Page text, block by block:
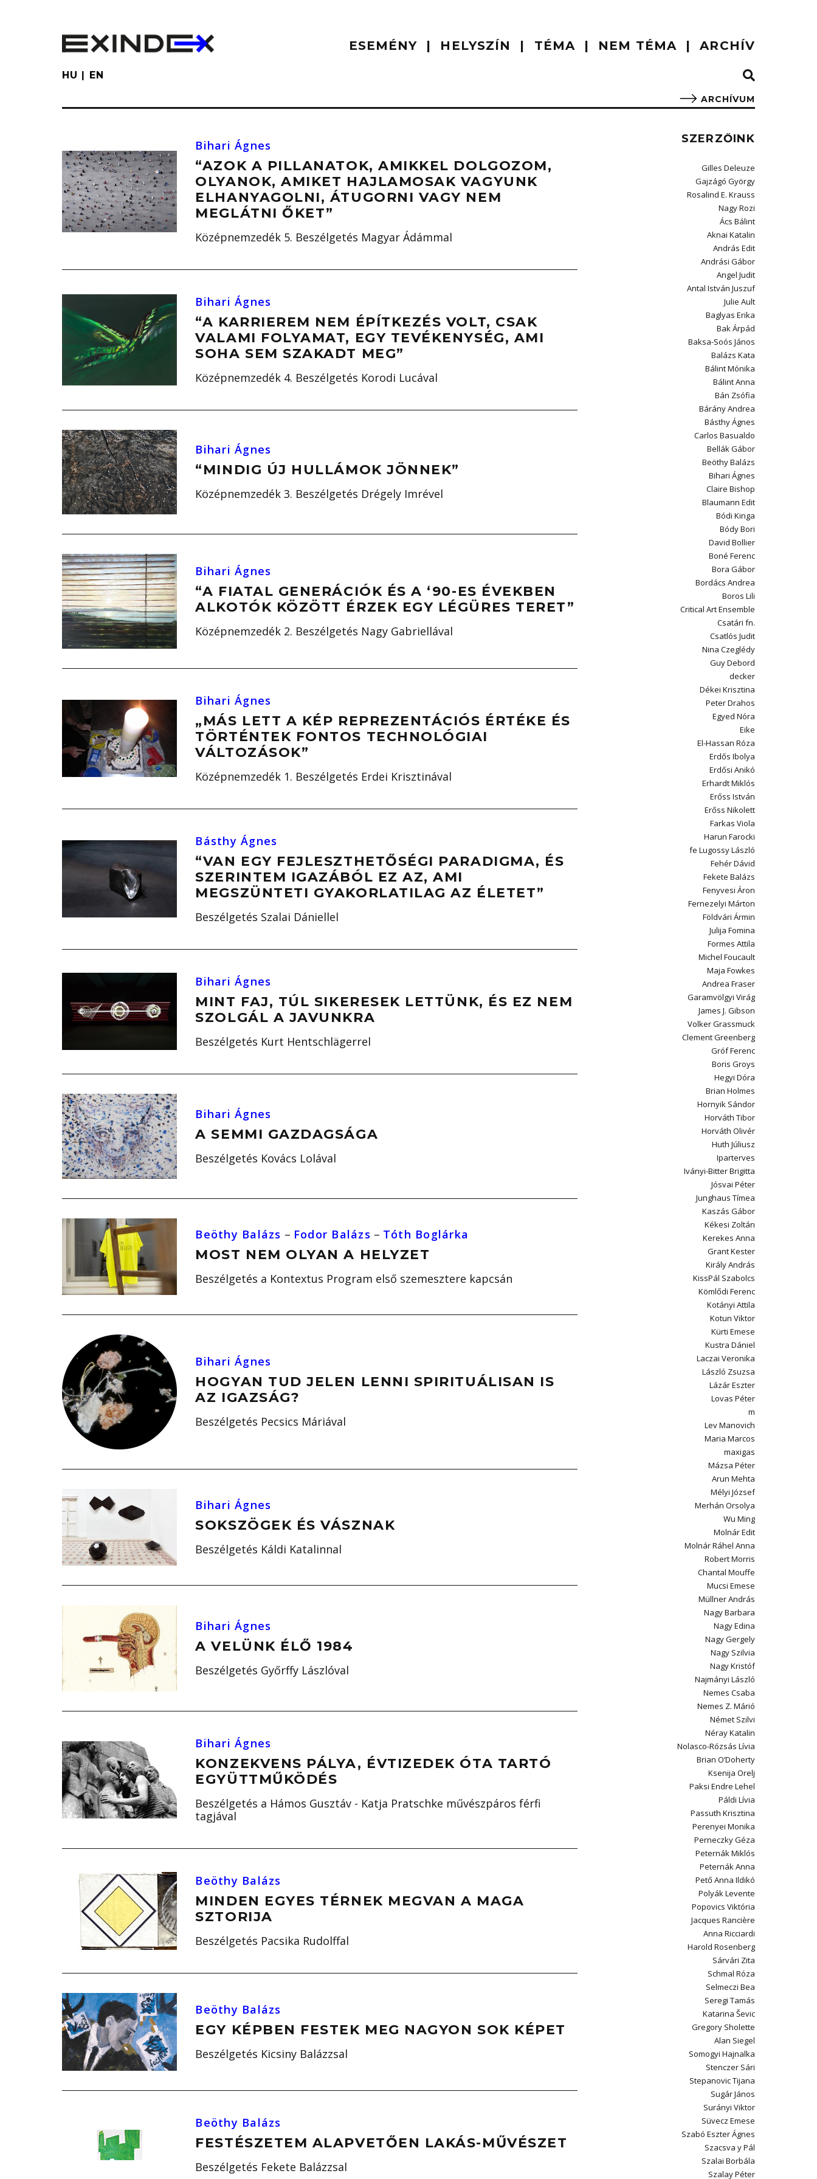
ESEMÉNY HELYSZÍN TÉMA NEM TÉMA ARCHÍV
HU EN
ARCHÍVUM
Bihari Ágnes
“AZOK A PILLANATOK, AMIKKEL DOLGOZOM,
OLYANOK, AMIKET HAJLAMOSAK VAGYUNK
ELHANYAGOLNI, ÁTUGORNI VAGY NEM
MEGLÁTNI ŐKET”
Középnemzedék 5. Beszélgetés Magyar Ádámmal
Bihari Ágnes
“A KARRIEREM NEM ÉPÍTKEZÉS VOLT, CSAK
VALAMI FOLYAMAT, EGY TEVÉKENYSÉG, AMI
SOHA SEM SZAKADT MEG”
Középnemzedék 4. Beszélgetés Korodi Lucával
Bihari Ágnes
“MINDIG ÚJ HULLÁMOK JÖNNEK”
Középnemzedék 3. Beszélgetés Drégely Imrével
Bihari Ágnes
“A FIATAL GENERÁCIÓK ÉS A ‘90-ES ÉVEKBEN
ALKOTÓK KÖZÖTT ÉRZEK EGY LÉGÜRES TERET”
Középnemzedék 2. Beszélgetés Nagy Gabriellával
Bihari Ágnes
„MÁS LETT A KÉP REPREZENTÁCIÓS ÉRTÉKE ÉS
TÖRTÉNTEK FONTOS TECHNOLÓGIAI
VÁLTOZÁSOK”
Középnemzedék 1. Beszélgetés Erdei Krisztinával
Básthy Ágnes
“VAN EGY FEJLESZTHETŐSÉGI PARADIGMA, ÉS
SZERINTEM IGAZÁBÓL EZ AZ, AMI
MEGSZÜNTETI GYAKORLATILAG AZ ÉLETET”
Beszélgetés Szalai Dániellel
Bihari Ágnes
MINT FAJ, TÚL SIKERESEK LETTÜNK, ÉS EZ NEM
SZOLGÁL A JAVUNKRA
Beszélgetés Kurt Hentschlägerrel
Bihari Ágnes
A SEMMI GAZDAGSÁGA
Beszélgetés Kovács Lolával
Beöthy Balázs – Fodor Balázs – Tóth Boglárka
MOST NEM OLYAN A HELYZET
Beszélgetés a Kontextus Program első szemesztere kapcsán
Bihari Ágnes
HOGYAN TUD JELEN LENNI SPIRITUÁLISAN IS
AZ IGAZSÁG?
Beszélgetés Pecsics Máriával
Bihari Ágnes
SOKSZÖGEK ÉS VÁSZNAK
Beszélgetés Káldi Katalinnal
Bihari Ágnes
A VELÜNK ÉLŐ 1984
Beszélgetés Győrffy Lászlóval
Bihari Ágnes
KONZEKVENS PÁLYA, ÉVTIZEDEK ÓTA TARTÓ
EGYÜTTMŰKÖDÉS
Beszélgetés a Hámos Gusztáv - Katja Pratschke művészpáros férfi
tagjával
Beöthy Balázs
MINDEN EGYES TÉRNEK MEGVAN A MAGA
SZTORIJA
Beszélgetés Pacsika Rudolffal
Beöthy Balázs
EGY KÉPBEN FESTEK MEG NAGYON SOK KÉPET
Beszélgetés Kicsiny Balázzsal
Beöthy Balázs
FESTÉSZETEM ALAPVETŐEN LAKÁS-MŰVÉSZET
Beszélgetés Fekete Balázzsal
SZERZŐINK
Gilles Deleuze
Gajzágó György
Rosalind E. Krauss
Nagy Rozi
Ács Bálint
Aknai Katalin
András Edit
Andrási Gábor
Angel Judit
Antal István Juszuf
Julie Ault
Baglyas Erika
Bak Árpád
Baksa-Soós János
Balázs Kata
Bálint Mónika
Bálint Anna
Bán Zsófia
Bárány Andrea
Básthy Ágnes
Carlos Basualdo
Bellák Gábor
Beöthy Balázs
Bihari Ágnes
Claire Bishop
Blaumann Edit
Bódi Kinga
Bódy Bori
David Bollier
Boné Ferenc
Bora Gábor
Bordács Andrea
Boros Lili
Critical Art Ensemble
Csatári fn.
Csatlós Judit
Nina Czeglédy
Guy Debord
decker
Dékei Krisztina
Peter Drahos
Egyed Nóra
Eike
El-Hassan Róza
Erdős Ibolya
Erdősi Anikó
Erhardt Miklós
Erőss István
Erőss Nikolett
Farkas Viola
Harun Farocki
fe Lugossy László
Fehér Dávid
Fekete Balázs
Fenyvesi Áron
Fernezelyi Márton
Földvári Ármin
Julija Fomina
Formes Attila
Michel Foucault
Maja Fowkes
Andrea Fraser
Garamvölgyi Virág
James J. Gibson
Volker Grassmuck
Clement Greenberg
Gróf Ferenc
Boris Groys
Hegyi Dóra
Brian Holmes
Hornyik Sándor
Horváth Tibor
Horváth Olivér
Huth Júliusz
Iparterves
Iványi-Bitter Brigitta
Jósvai Péter
Junghaus Tímea
Kaszás Gábor
Kékesi Zoltán
Kerekes Anna
Grant Kester
Király András
KissPál Szabolcs
Kömlődi Ferenc
Kotányi Attila
Kotun Viktor
Kürti Emese
Kustra Dániel
Laczai Veronika
László Zsuzsa
Lázár Eszter
Lovas Péter
m
Lev Manovich
Maria Marcos
maxigas
Mázsa Péter
Arun Mehta
Mélyi József
Merhán Orsolya
Wu Ming
Molnár Edit
Molnár Ráhel Anna
Robert Morris
Chantal Mouffe
Mucsi Emese
Müllner András
Nagy Barbara
Nagy Edina
Nagy Gergely
Nagy Szilvia
Nagy Kristóf
Najmányi László
Nemes Csaba
Nemes Z. Márió
Német Szilvi
Néray Katalin
Nolasco-Rózsás Lívia
Brian O’Doherty
Ksenija Orelj
Paksi Endre Lehel
Páldi Lívia
Passuth Krisztina
Perenyei Monika
Perneczky Géza
Peternák Miklós
Peternák Anna
Pető Anna Ildikó
Polyák Levente
Popovics Viktória
Jacques Rancière
Anna Ricciardi
Harold Rosenberg
Sárvári Zita
Schmal Róza
Selmeczi Bea
Seregi Tamás
Katarina Ševic
Gregory Sholette
Alan Siegel
Somogyi Hajnalka
Stenczer Sári
Stepanovic Tijana
Sugár János
Surányi Viktor
Süvecz Emese
Szabó Eszter Ágnes
Szacsva y Pál
Szalai Borbála
Szalay Péter